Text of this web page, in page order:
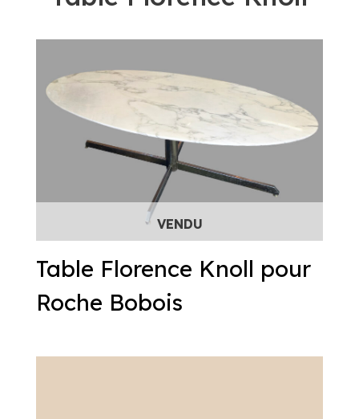
Table Florence Knoll pour
Roche Bobois